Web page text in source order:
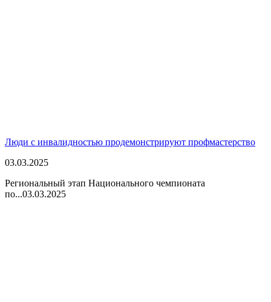
Люди с инвалидностью продемонстрируют профмастерство
03.03.2025
Региональный этап Национального чемпионата
по...03.03.2025